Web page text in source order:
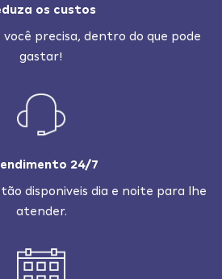
os custos
você precisa, dentro do que pode
gastar!
24/7
disponiveis dia e noite para lhe
atender.